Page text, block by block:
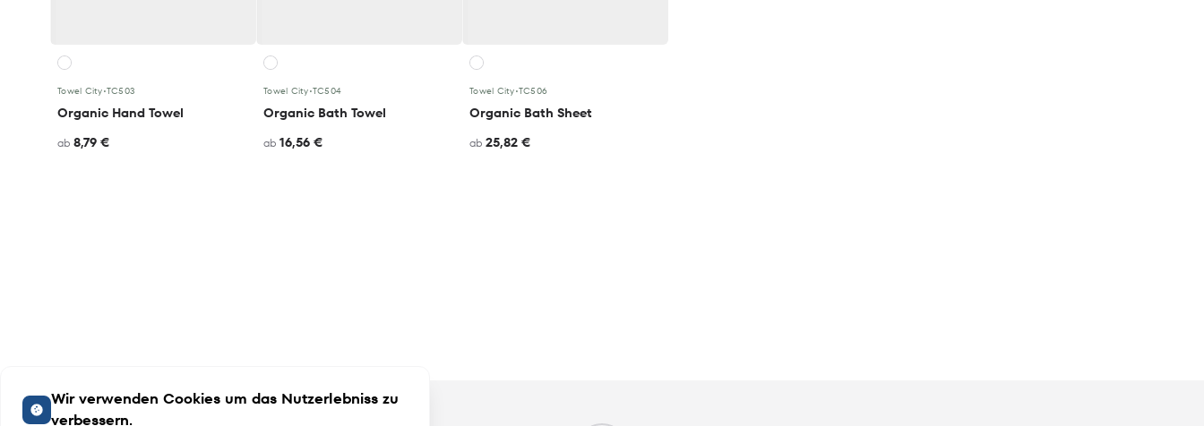
Towel City•TC503
Organic Hand Towel
ab 8,79 €
Towel City•TC504
Organic Bath Towel
ab 16,56 €
Towel City•TC506
Organic Bath Sheet
ab 25,82 €
Wir verwenden Cookies um das Nutzerlebniss zu
verbessern.